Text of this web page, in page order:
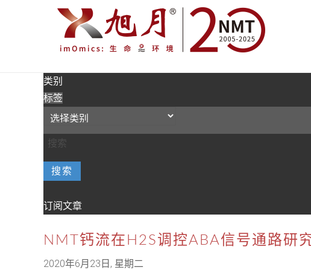
类别
标签
搜索
订阅文章
NMT钙流在H2S调控ABA信号通路研
2020年6月23日, 星期二